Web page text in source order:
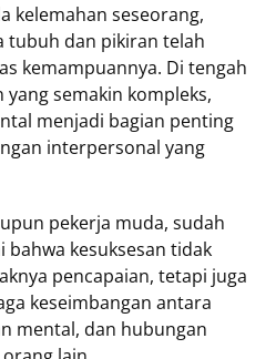
kelemahan seseorang,
tubuh dan pikiran telah
kemampuannya. Di tengah
semakin kompleks,
menjadi bagian penting
interpersonal yang
pekerja muda, sudah
kesuksesan tidak
pencapaian, tetapi juga
keseimbangan antara
mental, dan hubungan